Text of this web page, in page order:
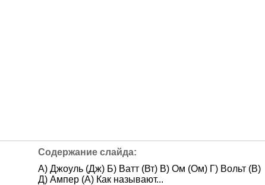
А) Джоуль (Дж) Б) Ватт (Вт) В) Ом (Ом) Г) Вольт (В)
Д) Ампер (А) Как называют...